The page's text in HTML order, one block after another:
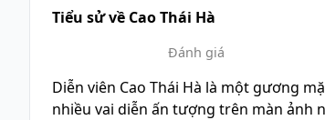
Tiểu sử về Cao Thái Hà
Đánh giá
Diễn viên Cao Thái Hà là một gương
nhiều vai diễn ấn tượng trên màn ảnh